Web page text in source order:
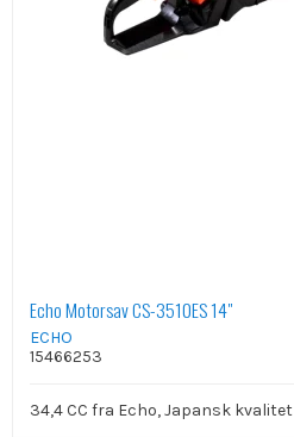
Echo Motorsav CS-3510ES 14"
ECHO
15466253
34,4 CC fra Echo, Japansk kvalitet